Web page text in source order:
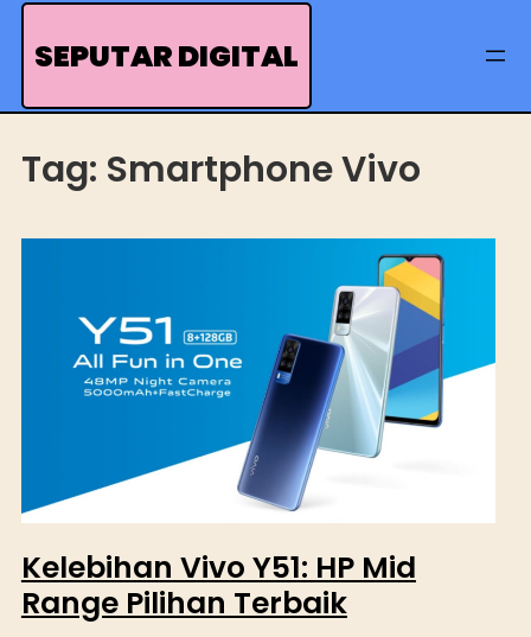
Skip
SEPUTAR DIGITAL
Tag: Smartphone Vivo
Kelebihan Vivo Y51: HP Mid
Range Pilihan Terbaik